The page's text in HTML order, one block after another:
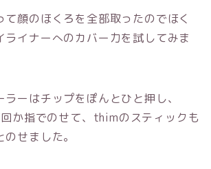
て顔のほくろを全部取ったのでほく
ライナーへのカバー力を試してみま
ーはチップをぽんとひと押し、
か指でのせて、thimのスティックも
せました。